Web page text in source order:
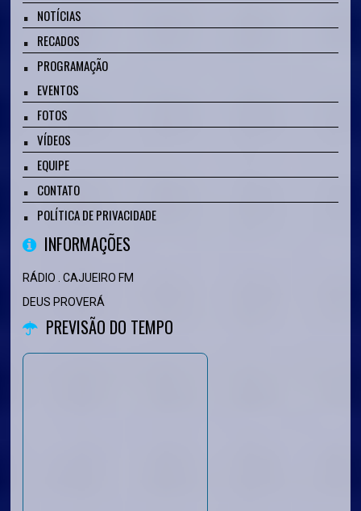
NOTÍCIAS
RECADOS
PROGRAMAÇÃO
EVENTOS
FOTOS
VÍDEOS
EQUIPE
CONTATO
POLÍTICA DE PRIVACIDADE
INFORMAÇÕES
RÁDIO . CAJUEIRO FM
DEUS PROVERÁ
PREVISÃO DO TEMPO